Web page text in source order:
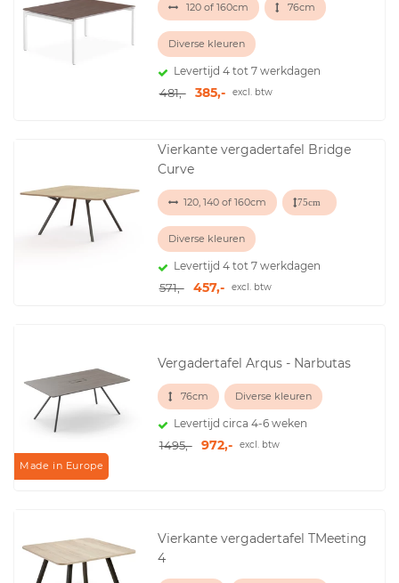
120 of 160cm 76cm
Diverse kleuren
Levertijd 4 tot 7 werkdagen
481,- 385,- excl. btw
Vierkante vergadertafel Bridge
Curve
120, 140 of 160cm 75cm
Diverse kleuren
Levertijd 4 tot 7 werkdagen
571,- 457,- excl. btw
Made in Europe
Vergadertafel Arqus - Narbutas
76cm Diverse kleuren
Levertijd circa 4-6 weken
1495,- 972,- excl. btw
Vierkante vergadertafel TMeeting
4